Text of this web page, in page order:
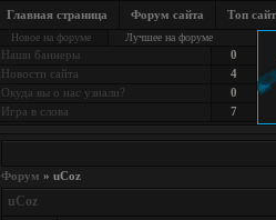
Главная страница Форум сайта Топ
Новое на форуме Лучшее на форуме
Наши баннеры
0
Новости сайта
4
Окуда вы о нас узнали?
0
Игра в слова
7
Форум » uCoz
uCoz